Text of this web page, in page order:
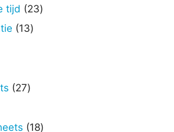
producten
tijd 2323
1313
2727
1818